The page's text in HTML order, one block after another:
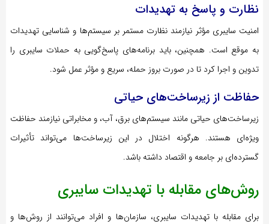
نظارت و پاسخ به تهدیدات
امنیت سایبری مؤثر نیازمند نظارت مستمر بر سیستم‌ها و شناسایی تهدیدات
به موقع است. همچنین، باید برنامه‌های پاسخ‌گویی به حملات سایبری را
تدوین و اجرا کرد تا در صورت بروز حمله، سریع و مؤثر عمل شود.
حفاظت از زیرساخت‌های حیاتی
زیرساخت‌های حیاتی مانند سیستم‌های برق، آب، و مخابراتی نیازمند حفاظت
ویژه‌ای هستند. هرگونه اختلال در این زیرساخت‌ها می‌تواند تأثیرات
گسترده‌ای بر جامعه و اقتصاد داشته باشد.
روش‌های مقابله با تهدیدات سایبری
برای مقابله با تهدیدات سایبری، سازمان‌ها و افراد می‌توانند از روش‌ها و